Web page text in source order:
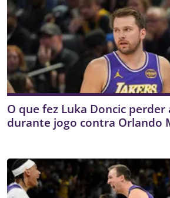
O que fez Luka Doncic perder
durante jogo contra Orlando